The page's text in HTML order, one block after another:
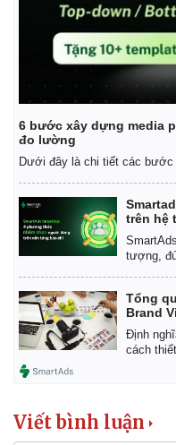
Kinh tế
Bất động sản
Khởi nghiệp
6 bước xây dựng media
đo lường
Dưới đây là chi tiết các bước
trên hệ
tượng,
Tổng
Brand
Định
cách
Viết bình luận